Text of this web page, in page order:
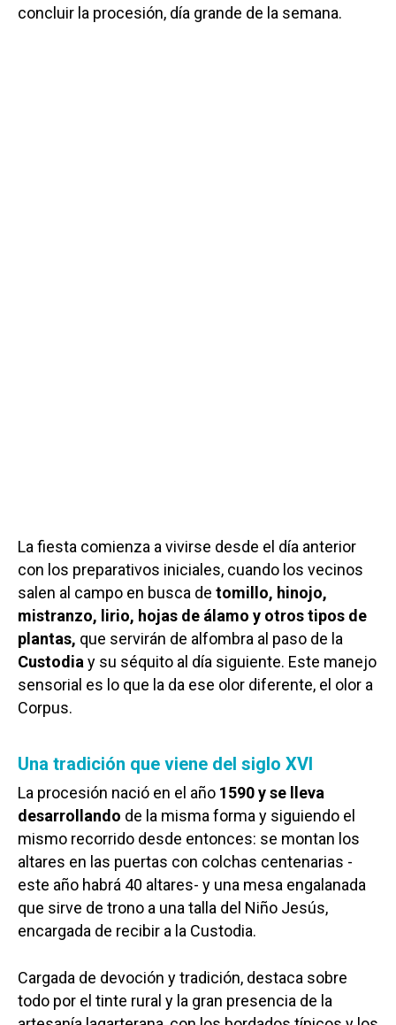
concluir la procesión, día grande de la semana.
La fiesta comienza a vivirse desde el día anterior
con los preparativos iniciales, cuando los vecinos
salen al campo en busca de tomillo, hinojo,
mistranzo, lirio, hojas de álamo y otros tipos de
plantas, que servirán de alfombra al paso de la
Custodia y su séquito al día siguiente. Este manejo
sensorial es lo que la da ese olor diferente, el olor a
Corpus.
Una tradición que viene del siglo XVI
La procesión nació en el año 1590 y se lleva
desarrollando de la misma forma y siguiendo el
mismo recorrido desde entonces: se montan los
altares en las puertas con colchas centenarias -
este año habrá 40 altares- y una mesa engalanada
que sirve de trono a una talla del Niño Jesús,
encargada de recibir a la Custodia.
Cargada de devoción y tradición, destaca sobre
todo por el tinte rural y la gran presencia de la